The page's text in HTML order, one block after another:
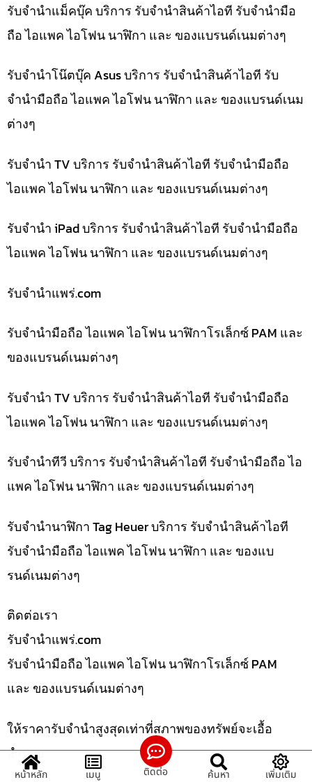
รับจำนำแม็คบุ๊ค บริการ รับจำนำสินค้าไอที รับจำนำมือ
ถือ ไอแพค ไอโฟน นาฬิกา และ ของแบรนด์เนมต่างๆ
รับจำนำโน๊ตบุ๊ค Asus บริการ รับจำนำสินค้าไอที รับ
จำนำมือถือ ไอแพค ไอโฟน นาฬิกา และ ของแบรนด์เนม
ต่างๆ
รับจำนำ TV บริการ รับจำนำสินค้าไอที รับจำนำมือถือ
ไอแพค ไอโฟน นาฬิกา และ ของแบรนด์เนมต่างๆ
รับจำนำ iPad บริการ รับจำนำสินค้าไอที รับจำนำมือถือ
ไอแพค ไอโฟน นาฬิกา และ ของแบรนด์เนมต่างๆ
รับจํานําแพร่.com
รับจำนำมือถือ ไอแพค ไอโฟน นาฬิกาโรเล็กซ์ PAM และ
ของแบรนด์เนมต่างๆ
รับจำนำ TV บริการ รับจำนำสินค้าไอที รับจำนำมือถือ
ไอแพค ไอโฟน นาฬิกา และ ของแบรนด์เนมต่างๆ
รับจำนำทีวี บริการ รับจำนำสินค้าไอที รับจำนำมือถือ ไอ
แพค ไอโฟน นาฬิกา และ ของแบรนด์เนมต่างๆ
รับจำนำนาฬิกา Tag Heuer บริการ รับจำนำสินค้าไอที
รับจำนำมือถือ ไอแพค ไอโฟน นาฬิกา และ ของแบ
รนด์เนมต่างๆ
ติดต่อเรา
รับจํานําแพร่.com
รับจำนำมือถือ ไอแพค ไอโฟน นาฬิกาโรเล็กซ์ PAM
และ ของแบรนด์เนมต่างๆ
ให้ราคารับจำนำสูงสุดเท่าที่สภาพของทรัพย์จะเอื้อ
อำนวย
หน้าหลัก เมนู ติดต่อ ค้นหา เพิ่มเติม